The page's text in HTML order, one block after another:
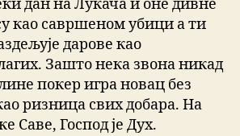
дан на Лукача и оне дивне
као савршеном убици а ти
дарове као
Зашто нека звона никад
покер игра новац без
ризница свих добара. На
Саве, Господ је Дух.